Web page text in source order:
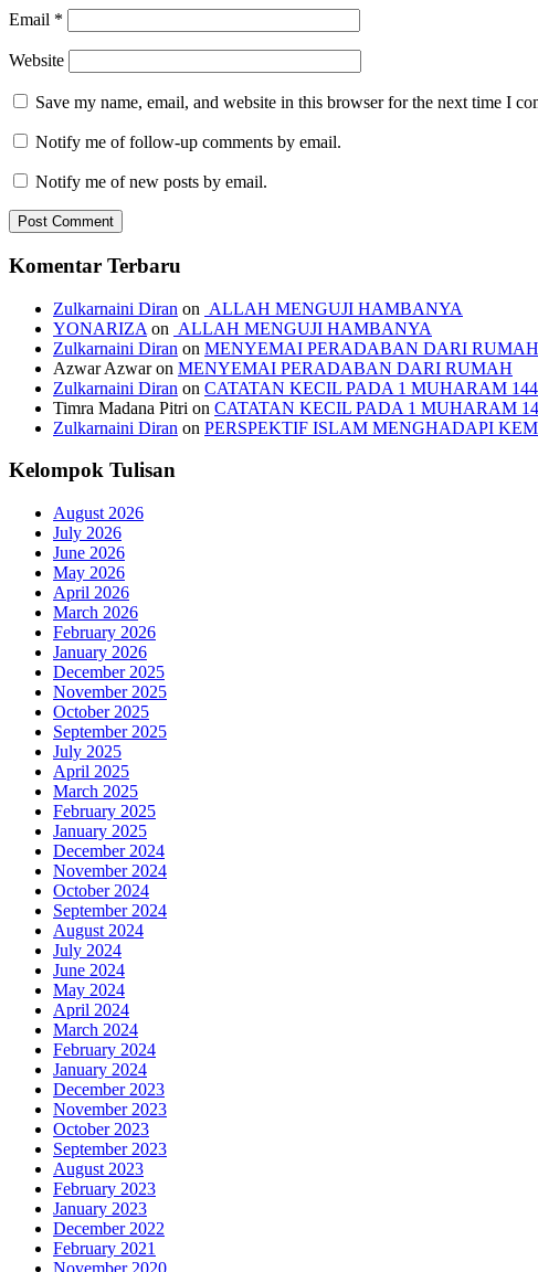
Email *
Website
Save my name, email, and website in this browser for the next time I
Notify me of follow-up comments by email.
Notify me of new posts by email.
Komentar Terbaru
Zulkarnaini Diran on ALLAH MENGUJI HAMBANYA
YONARIZA on ALLAH MENGUJI HAMBANYA
Zulkarnaini Diran on MENYEMAI PERADABAN DARI RUMAH
Azwar Azwaron MENYEMAI PERADABAN DARI RUMAH
Zulkarnaini Diran on CATATAN KECIL PADA 1 MUHARAM
Timra Madana Pitri on CATATAN KECIL PADA 1 MUHARAM
Zulkarnaini Diran on PERSPEKTIF ISLAM MENGHADAPI
Kelompok Tulisan
August 2026
July 2026
June 2026
May 2026
April 2026
March 2026
February 2026
January 2026
December 2025
November 2025
October 2025
September 2025
July 2025
April 2025
March 2025
February 2025
January 2025
December 2024
November 2024
October 2024
September 2024
August 2024
July 2024
June 2024
May 2024
April 2024
March 2024
February 2024
January 2024
December 2023
November 2023
October 2023
September 2023
August 2023
February 2023
January 2023
December 2022
February 2021